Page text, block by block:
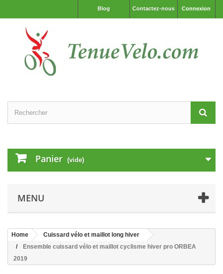
Connexion
Contactez-nous
Blog
Panier (vide)
MENU
Home
Cuissard vélo et maillot long hiver
Ensemble cuissard vélo et maillot cyclisme hiver pro ORBEA
2019